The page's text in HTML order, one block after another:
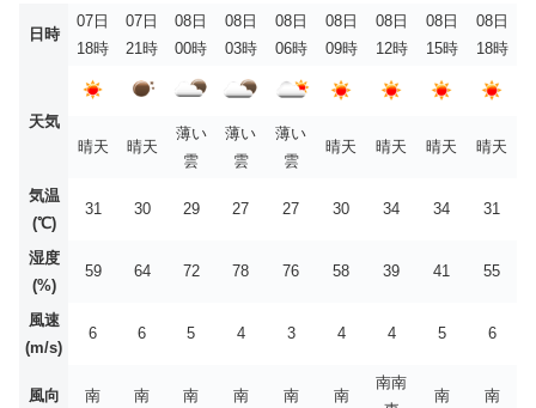
日時
07日
18時
07日
21時
08日
00時
08日
03時
08日
06時
08日
09時
08日
12時
08日
15時
08日
18時
天気
晴天
晴天
薄い
雲
薄い
雲
薄い
雲
晴天 晴天 晴天 晴天
気温
(℃)
31 30 29 27 27 30 34 34 31
湿度
(%)
59 64 72 78 76 58 39 41 55
風速
(m/s)
6 6 5 4 3 4 4 5 6
風向 南 南 南 南 南 南
南南
南 南